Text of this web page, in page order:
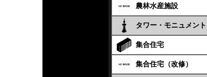
農林水産施設
タワー・モニュメント
集合住宅
集合住宅（改修）